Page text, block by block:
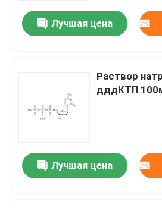
Лучшая цена
Раствор
дддКТП
Лучшая цена